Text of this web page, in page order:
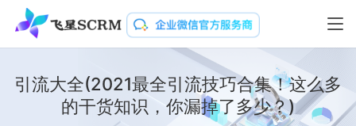
引流大全(2021最全引流技巧合集！这么多
的干货知识，你漏掉了多少？)